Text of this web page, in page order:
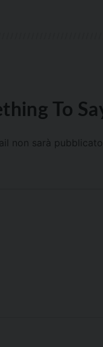
To
non sarà pubblicato.